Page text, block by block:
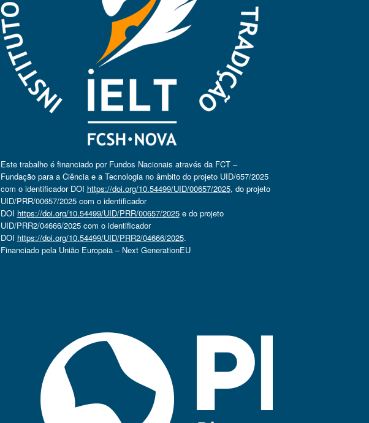
Este trabalho é financiado por Fundos Nacionais através da FCT –
Fundação para a Ciência e a Tecnologia no âmbito do projeto UID/657/2025
com o identificador DOI https://doi.org/10.54499/UID/00657/2025, do projeto
UID/PRR/00657/2025 com o identificador
DOI https://doi.org/10.54499/UID/PRR/00657/2025e do projeto
UID/PRR2/04666/2025 com o identificador
DOI https://doi.org/10.54499/UID/PRR2/04666/2025.
Financiado pela União Europeia – Next GenerationEU